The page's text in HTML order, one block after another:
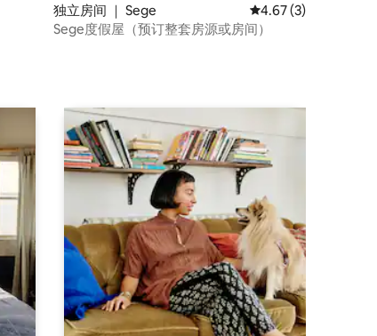
独立房间 ｜ Sege 平均评分 4.67 分（
4.67 (3)
Sege度假屋（预订整套房源或房间）